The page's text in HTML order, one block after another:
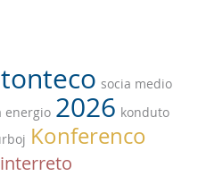
socia medio
energio 2026 konduto
Konferenco
interreto